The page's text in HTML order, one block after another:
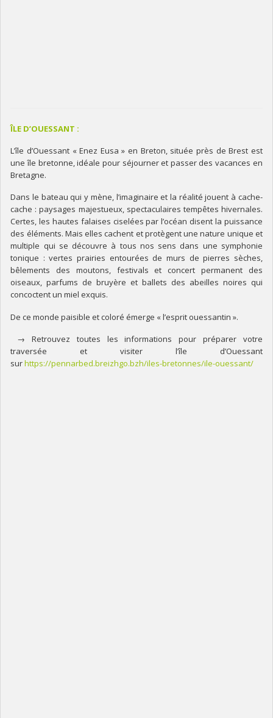
ÎLE D’OUESSANT :
L’île d’Ouessant « Enez Eusa » en Breton, située près de Brest est
une île bretonne, idéale pour séjourner et passer des vacances en
Bretagne.
Dans le bateau qui y mène, l’imaginaire et la réalité jouent à cache-
cache : paysages majestueux, spectaculaires tempêtes hivernales.
Certes, les hautes falaises ciselées par l’océan disent la puissance
des éléments. Mais elles cachent et protègent une nature unique et
multiple qui se découvre à tous nos sens dans une symphonie
tonique : vertes prairies entourées de murs de pierres sèches,
bêlements des moutons, festivals et concert permanent des
oiseaux, parfums de bruyère et ballets des abeilles noires qui
concoctent un miel exquis.
De ce monde paisible et coloré émerge « l’esprit ouessantin ».
→ Retrouvez toutes les informations pour préparer votre
traversée et visiter l’île d’Ouessant
surhttps://pennarbed.breizhgo.bzh/iles-bretonnes/ile-ouessant/